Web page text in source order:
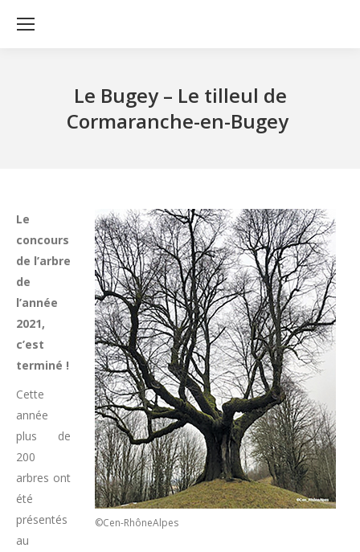
Le Bugey – Le tilleul de
Cormaranche-en-Bugey
©Cen-RhôneAlpes
Le
concours
de l’arbre
de
l’année
2021,
c’est
terminé !
Cette
année
plus de
200
arbres ont
été
présentés
au